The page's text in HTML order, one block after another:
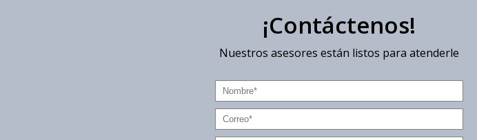
¡Contáctenos!
Nuestros asesores están listos para atenderle